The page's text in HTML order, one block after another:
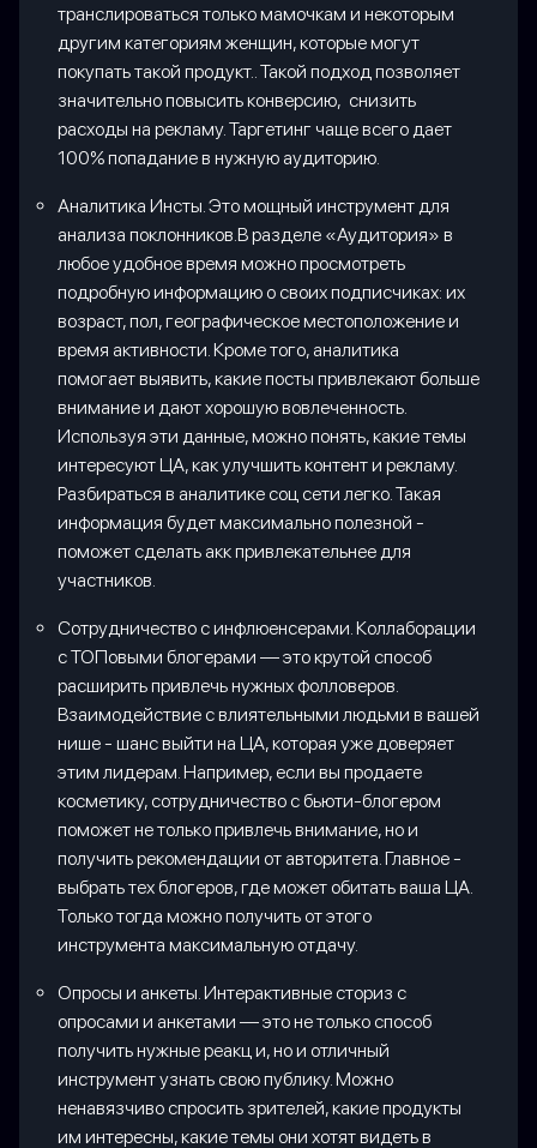
транслироваться только мамочкам и некоторым
другим категориям женщин, которые могут
покупать такой продукт.. Такой подход позволяет
значительно повысить конверсию, снизить
расходы на рекламу. Таргетинг чаще всего дает
100% попадание в нужную аудиторию.
Аналитика Инсты. Это мощный инструмент для
анализа поклонников.В разделе «Аудитория» в
любое удобное время можно просмотреть
подробную информацию о своих подписчиках: их
возраст, пол, географическое местоположение и
время активности. Кроме того, аналитика
помогает выявить, какие посты привлекают больше
внимание и дают хорошую вовлеченность.
Используя эти данные, можно понять, какие темы
интересуют ЦА, как улучшить контент и рекламу.
Разбираться в аналитике соц сети легко. Такая
информация будет максимально полезной -
поможет сделать акк привлекательнее для
участников.
Сотрудничество с инфлюенсерами. Коллаборации
с ТОПовыми блогерами — это крутой способ
расширить привлечь нужных фолловеров.
Взаимодействие с влиятельными людьми в вашей
нише - шанс выйти на ЦА, которая уже доверяет
этим лидерам. Например, если вы продаете
косметику, сотрудничество с бьюти-блогером
поможет не только привлечь внимание, но и
получить рекомендации от авторитета. Главное -
выбрать тех блогеров, где может обитать ваша ЦА.
Только тогда можно получить от этого
инструмента максимальную отдачу.
Опросы и анкеты. Интерактивные сториз с
опросами и анкетами — это не только способ
получить нужные реакц и, но и отличный
инструмент узнать свою публику. Можно
ненавязчиво спросить зрителей, какие продукты
им интересны, какие темы они хотят видеть в